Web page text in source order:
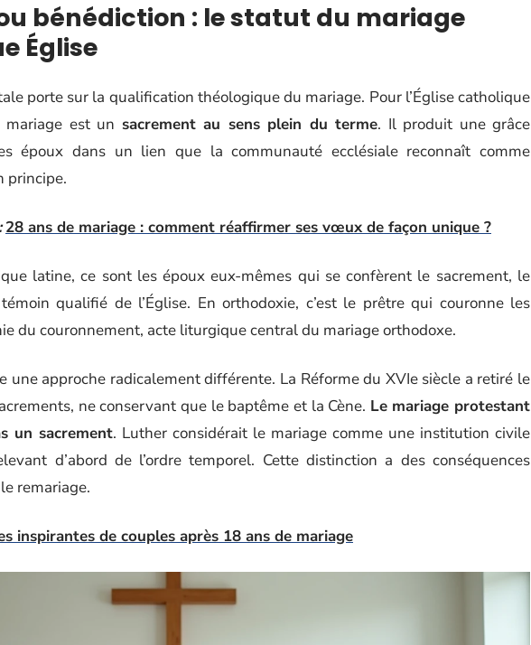
bénédiction : le statut du mariage
Église
porte sur la qualification théologique du mariage. Pour l’Église catholique
mariage est un sacrement au sens plein du terme. Il produit une grâce
époux dans un lien que la communauté ecclésiale reconnaît comme
principe.
28 ans de mariage : comment réaffirmer ses vœux de façon unique ?
latine, ce sont les époux eux-mêmes qui se confèrent le sacrement, le
qualifié de l’Église. En orthodoxie, c’est le prêtre qui couronne les
du couronnement, acte liturgique central du mariage orthodoxe.
une approche radicalement différente. La Réforme du XVIe siècle a retiré le
ne conservant que le baptême et la Cène. Le mariage protestant
un sacrement. Luther considérait le mariage comme une institution civile
d’abord de l’ordre temporel. Cette distinction a des conséquences
remariage.
inspirantes de couples après 18 ans de mariage